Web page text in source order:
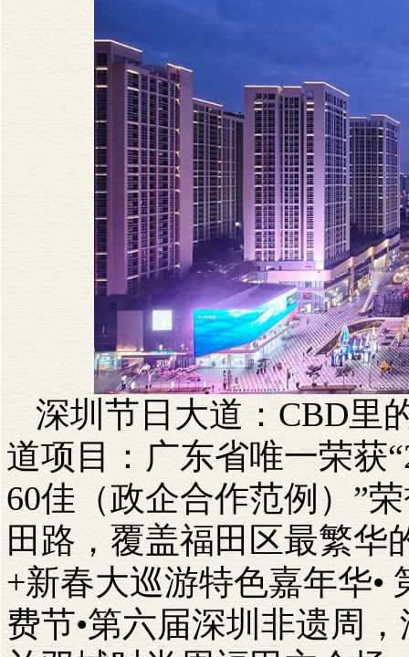
深圳节日大道： CBD里
道项目：广东省唯一荣获“
60佳（政企合作范例）”
田路，覆盖福田区最繁华
+新春大巡游特色嘉年华•
费节•第六届深圳非遗周